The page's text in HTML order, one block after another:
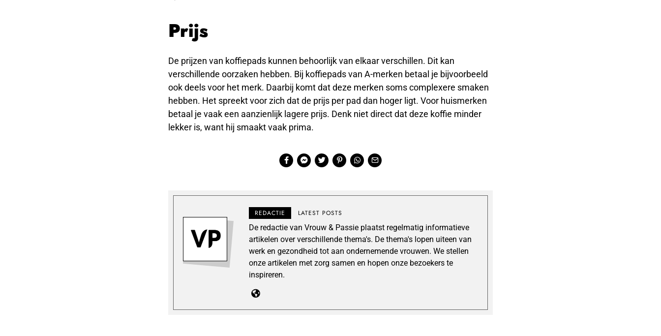
Prijs
De prijzen van koffiepads kunnen behoorlijk van elkaar verschillen. Dit kan
verschillende oorzaken hebben. Bij koffiepads van A-merken betaal je bijvoorbeeld
ook deels voor het merk. Daarbij komt dat deze merken soms complexere smaken
hebben. Het spreekt voor zich dat de prijs per pad dan hoger ligt. Voor huismerken
betaal je vaak een aanzienlijk lagere prijs. Denk niet direct dat deze koffie minder
lekker is, want hij smaakt vaak prima.
REDACTIE LATEST POSTS
De redactie van Vrouw & Passie plaatst regelmatig informatieve
artikelen over verschillende thema's. De thema's lopen uiteen van
werk en gezondheid tot aan ondernemende vrouwen. We stellen
onze artikelen met zorg samen en hopen onze bezoekers te
inspireren.